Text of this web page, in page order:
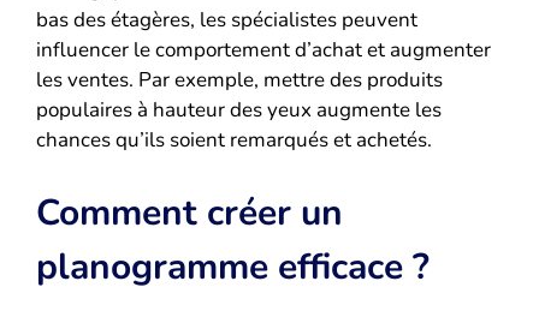
bas des étagères, les spécialistes peuvent
influencer le comportement d’achat et augmenter
les ventes. Par exemple, mettre des produits
populaires à hauteur des yeux augmente les
chances qu’ils soient remarqués et achetés.
Comment créer un
planogramme efficace ?